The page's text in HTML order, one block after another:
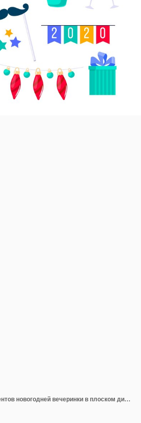
Коллекция элементов новогодней вечеринки в плоском дизайне